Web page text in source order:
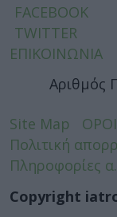
FACEBOOK
TWITTER
ΕΠΙΚΟΙΝΩΝΙΑ
Αριθμός
Site Map
Πολιτική
Πληροφορίες
Copyright